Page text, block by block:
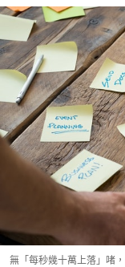
無「每秒幾十萬上落」啫